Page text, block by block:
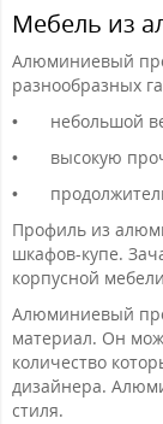
Мебель из
Алюминиевый
разнообразных
•
небольшой
•
высокую
•
Профиль из
шкафов-купе.
корпусной
Алюминиевый
материал. Он
количество
дизайнера.
стиля.